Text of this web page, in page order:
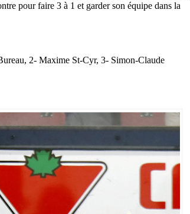
pour faire 3 à 1 et garder son équipe dans la
2- Maxime St-Cyr, 3- Simon-Claude